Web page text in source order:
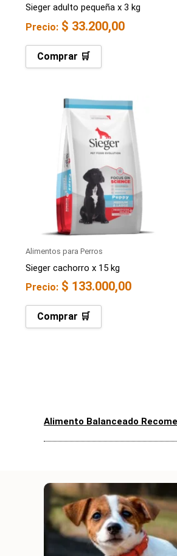
Sieger adulto pequeña x 3 kg
Precio: $ 33.200,00
Comprar 🛒
Alimentos para Perros
Sieger cachorro x 15 kg
Precio: $ 133.000,00
Comprar 🛒
Alimento Balanceado